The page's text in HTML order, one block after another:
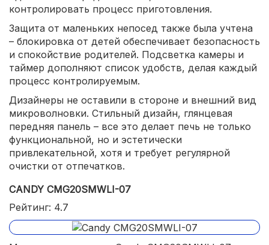
контролировать процесс приготовления.
Защита от маленьких непосед также была учтена
– блокировка от детей обеспечивает безопасность
и спокойствие родителей. Подсветка камеры и
таймер дополняют список удобств, делая каждый
процесс контролируемым.
Дизайнеры не оставили в стороне и внешний вид
микроволновки. Стильный дизайн, глянцевая
передняя панель – все это делает печь не только
функциональной, но и эстетически
привлекательной, хотя и требует регулярной
очистки от отпечатков.
CANDY CMG20SMWLI-07
Рейтинг: 4.7